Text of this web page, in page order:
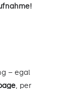
– egal
, per